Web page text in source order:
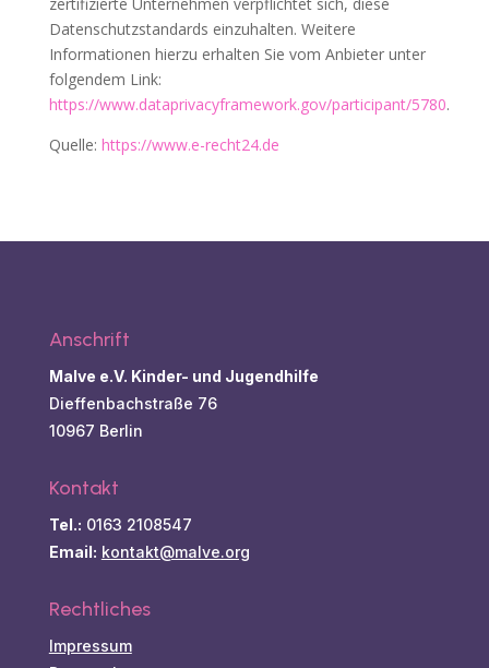
zertifizierte Unternehmen verpflichtet sich, diese
Datenschutzstandards einzuhalten. Weitere
Informationen hierzu erhalten Sie vom Anbieter unter
folgendem Link:
https://www.dataprivacyframework.gov/participant/5780.
Quelle: https://www.e-recht24.de
Anschrift
Malve e.V. Kinder- und Jugendhilfe
Dieffenbachstraße 76
10967 Berlin
Kontakt
Tel.: 0163 2108547
Email: kontakt@malve.org
Rechtliches
Impressum